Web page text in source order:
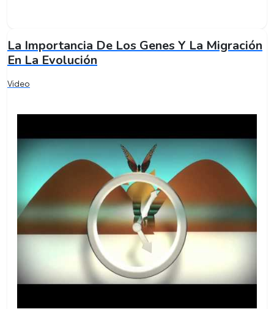
La Importancia De Los Genes Y La Migración
En La Evolución
Video